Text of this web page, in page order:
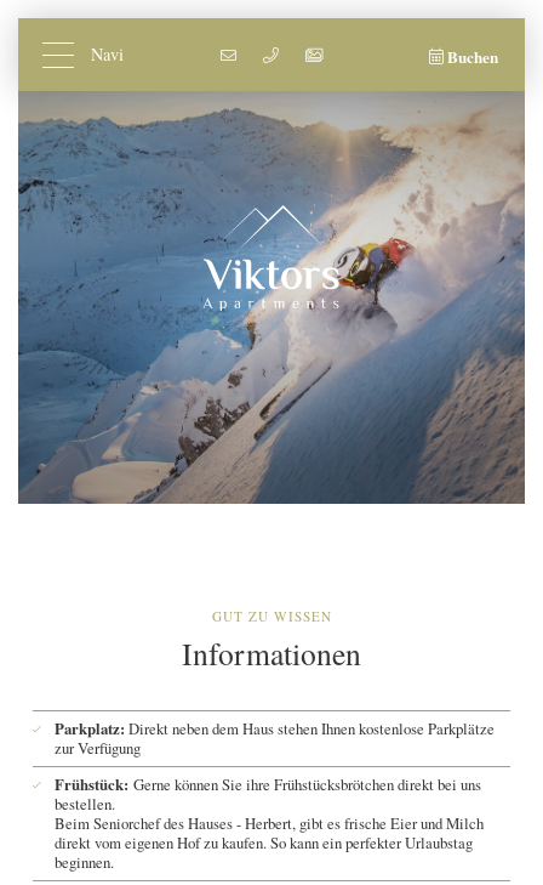
Apartments
Preise
Stornobedingungen
Infos
Buchen
Navi
GUT ZU WISSEN
Informationen
Parkplatz: Direkt neben dem Haus stehen Ihnen kostenlose Parkplätze
zur Verfügung
Frühstück: Gerne können Sie ihre Frühstücksbrötchen direkt bei uns
bestellen.
Beim Seniorchef des Hauses - Herbert, gibt es frische Eier und Milch
direkt vom eigenen Hof zu kaufen. So kann ein perfekter Urlaubstag
beginnen.